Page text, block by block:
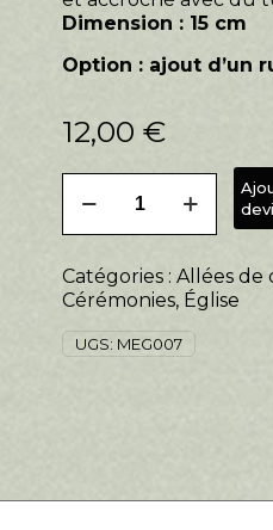
Dimension : 15 cm
Option : ajout d’un
12,00€
de
Chaise
cérémonie
gypsophile
Catégories :Allées de
Cérémonies, Église
UGS: MEG007